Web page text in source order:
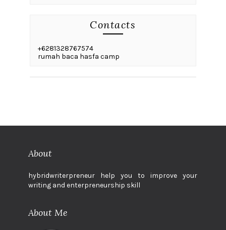
Contacts
+6281328767574
rumah baca hasfa camp
About
hybridwriterpreneur help you to improve your
writing and enterpreneurship skill
About Me